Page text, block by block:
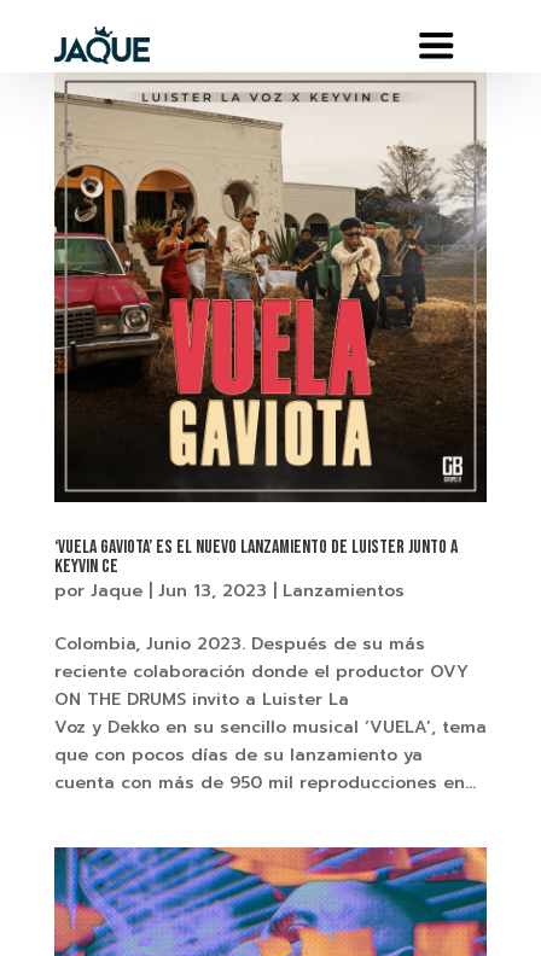
‘Vuela Gaviota’ es el nuevo lanzamiento de Luister junto a
Keyvin Ce
por Jaque| Jun 13, 2023 Lanzamientos
Colombia, Junio 2023. Después de su más
reciente colaboración donde el productor OVY
ON THE DRUMS invito a Luister La
Voz y Dekko en su sencillo musical ‘VUELA’, tema
que con pocos días de su lanzamiento ya
cuenta con más de 950 mil reproducciones en...